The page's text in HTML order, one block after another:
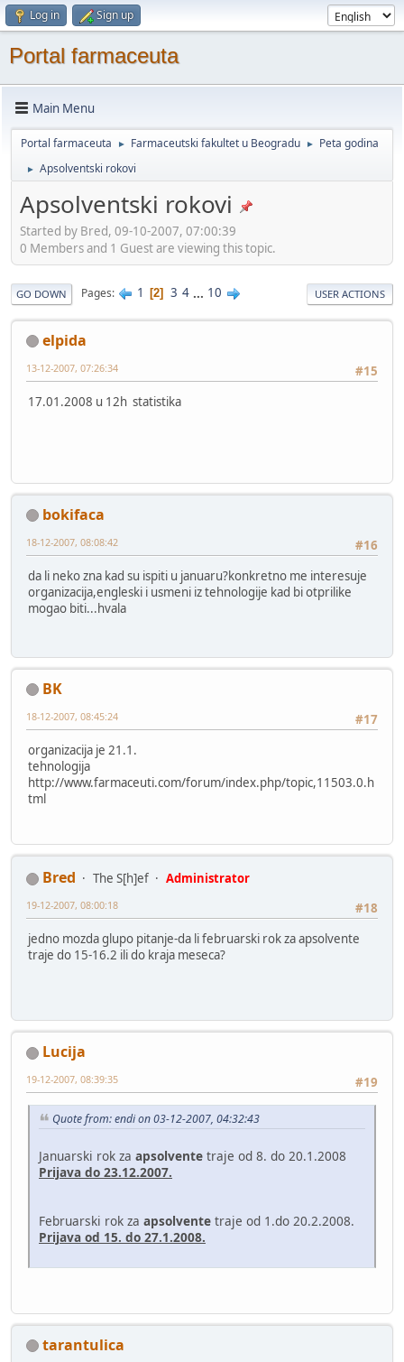
Log in Sign up
Portal farmaceuta
Main Menu
Portal farmaceuta ► Farmaceutski fakultet u Beogradu ► Peta godina
► Apsolventski rokovi
Apsolventski rokovi
Started by Bred, 09-10-2007, 07:00:39
0 Members and 1 Guest are viewing this topic.
GO DOWN Pages 1 2 3 4 ... 10 USER ACTIONS
elpida
#15
13-12-2007, 07:26:34
17.01.2008 u 12h statistika
bokifaca
#16
18-12-2007, 08:08:42
da li neko zna kad su ispiti u januaru?konkretno me interesuje
organizacija,engleski i usmeni iz tehnologije kad bi otprilike
mogao biti...hvala
BK
#17
18-12-2007, 08:45:24
organizacija je 21.1.
tehnologija
http://www.farmaceuti.com/forum/index.php/topic,11503.0.h
tml
Bred The S[h]ef
Administrator
#18
19-12-2007, 08:00:18
jedno mozda glupo pitanje-da li februarski rok za apsolvente
traje do 15-16.2 ili do kraja meseca?
Lucija
#19
19-12-2007, 08:39:35
Quote from: endi on 03-12-2007, 04:32:43
Januarski rok za apsolvente traje od 8. do 20.1.2008
Prijava do 23.12.2007.
Februarski rok za apsolvente traje od 1.do 20.2.2008.
Prijava od 15. do 27.1.2008.
tarantulica